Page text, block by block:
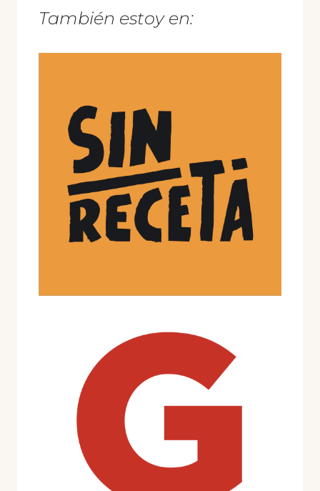
También estoy en: